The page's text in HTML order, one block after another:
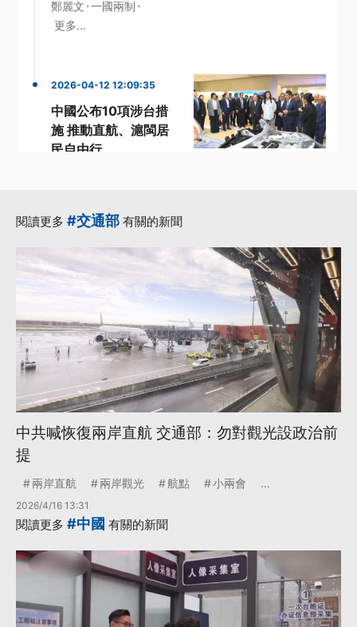
鄭麗文 ·一國兩制 ·
更多...
2026-04-12 12:09:35
中國公布10項涉台措
施 推動直航、滬閩居
民自由行
閱讀更多 #交通部 有關的新聞
中共喊恢復兩岸直航 交通部：勿對觀光設政治前
提
兩岸直航 兩岸觀光 航點 小兩會 ...
2026/4/16 13:31
閱讀更多 #中國 有關的新聞